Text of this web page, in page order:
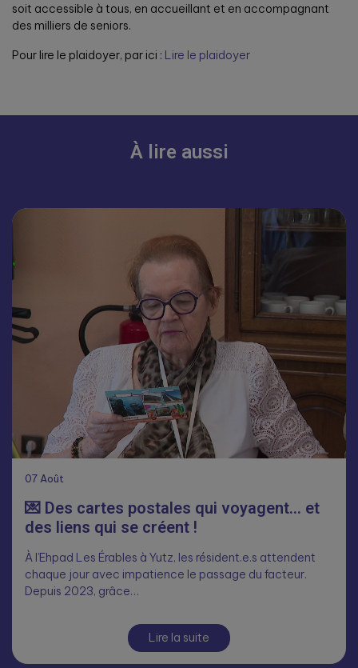
soit accessible à tous, en accueillant et en accompagnant
des milliers de seniors.
Pour lire le plaidoyer, par ici : Lire le plaidoyer
À lire aussi
07 Août
💌 Des cartes postales qui voyagent… et
des liens qui se créent !
À l’Ehpad Les Érables à Yutz, les résident.e.s attendent
chaque jour avec impatience le passage du facteur.
Depuis 2023, grâce…
Lire la suite